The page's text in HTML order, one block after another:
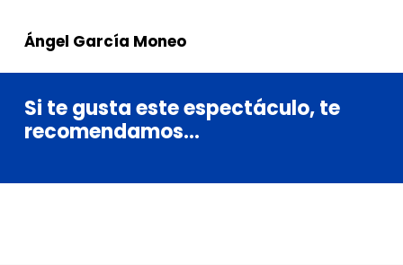
Ángel García Moneo
Si tegustaesteespectáculo,te
recomendamos...